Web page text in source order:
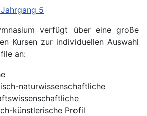
5
verfügt über eine große
Kursen zur individuellen Auswahl
an:
naturwissenschaftliche
künstlerische Profil